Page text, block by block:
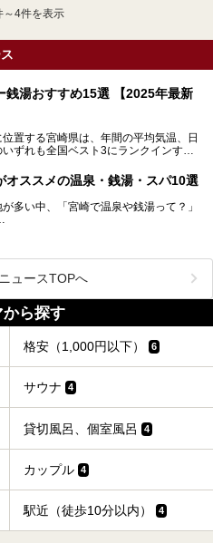
～4件を表示
銭湯おすすめ15選 【2025年最新
置する宮崎県は、年間の平均気温、日
ずれも全国ベスト3にランクインする
自然の景観が魅力です。断崖と滝が神
鬼の洗濯板」と呼ばれる岩に囲まれた
えびの高原、青い空と海が続く日南海
きる見どころは県内全域に広がってい
オススメの温泉・銭湯・スパ10選
多い中、「宮崎で温泉や銭湯って？」
部から、離れた所にある温泉旅館などに
でのサウナライフを楽しみましょう！
ュースTOPへ
ら探す
格安（1,000円以下） 6
サウナ 4
貸切風呂、個室風呂 4
カップル 4
駅近（徒歩10分以内） 4